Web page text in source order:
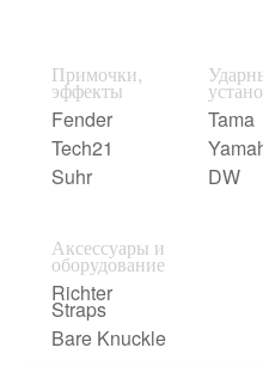
Примочки,
эффекты
Fender
Tech21
Suhr
Tama
DW
Аксессуары и
оборудование
Richter
Straps
Bare Knuckle